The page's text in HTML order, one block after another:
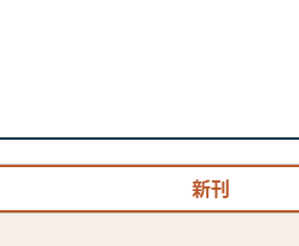
新刊